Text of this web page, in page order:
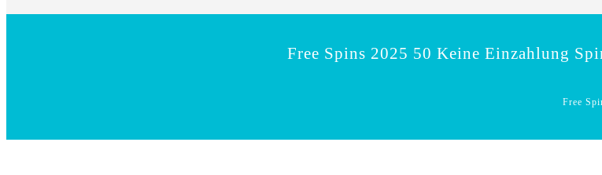
Free Spins 2025 50 Keine Einzahlung
Free